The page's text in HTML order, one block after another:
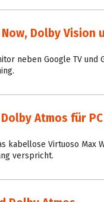
Dolby Vision
neben Google TV und
Atmos für
kabellose Virtuoso Max
verspricht.